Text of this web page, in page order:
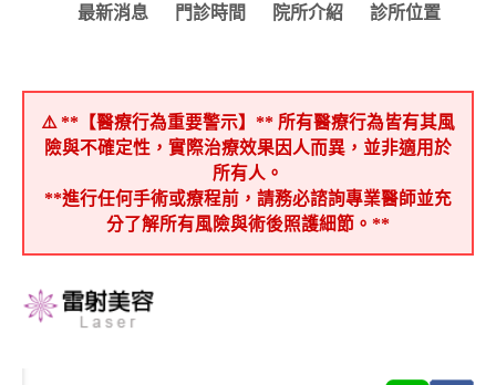
⚠️ **【醫療行為重要警示】** 所有醫療行為皆有其風
險與不確定性，實際治療效果因人而異，並非適用於
所有人。
**進行任何手術或療程前，請務必諮詢專業醫師並充
分了解所有風險與術後照護細節。**
最新消息 門診時間 院所介紹 診所位置